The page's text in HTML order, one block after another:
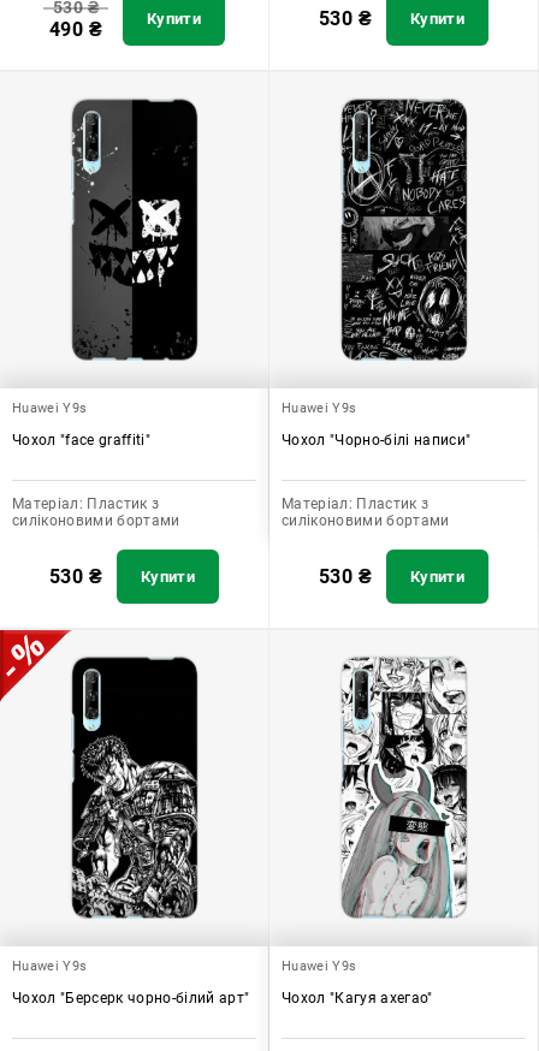
530₴
490 ₴ Купити 530 ₴ Купити
Huawei Y9s
Чохол "face graffiti"
Матеріал: Пластик з
силіконовими бортами
530 ₴ Купити
Huawei Y9s
Чохол "Чорно-білі написи"
Матеріал: Пластик з
силіконовими бортами
530 ₴ Купити
Huawei Y9s
Чохол "Берсерк чорно-білий арт"
Huawei Y9s
Чохол "Кагуя ахегао"